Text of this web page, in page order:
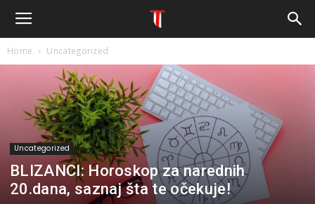
Home Uncategorized
Uncategorized
BLIZANCI: Horoskop za narednih
20.dana, saznaj šta te očekuje!